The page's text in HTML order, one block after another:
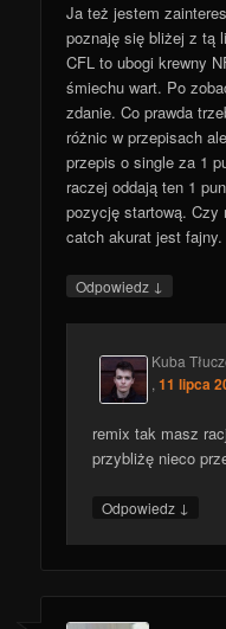
Ja też jestem
poznaję się bliżej z tą
CFL to ubogi krewny
śmiechu wart. Po
zdanie. Co prawda
różnic w przepisach
przepis o single za 1
raczej oddają ten 1
pozycję startową. Czy
catch akurat jest fajny.
Odpowiedz ↓
Kuba
,11 lipca
remix tak masz
przybliżę nieco
Odpowiedz ↓